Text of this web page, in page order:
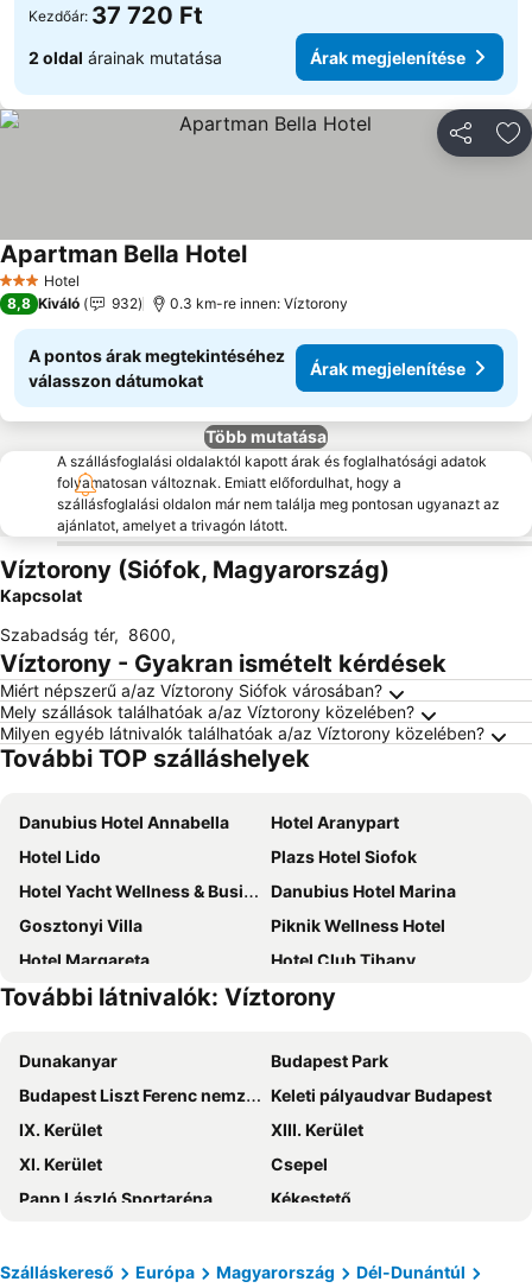
Kezdőár: 37 720 Ft
2 oldal árainak mutatása Árak megjelenítése
3 Kategória
Hotel
Apartman Bella HotelÁrak megjelenítése
8,8 Kiváló 932 0.3 km-re innen: Víztorony
A pontos árak megtekintéséhez
válasszon dátumokat
Árak megjelenítése
Több mutatása
A szállásfoglalási oldalaktól kapott árak és foglalhatósági adatok
folyamatosan változnak. Emiatt előfordulhat, hogy a
szállásfoglalási oldalon már nem találja meg pontosan ugyanazt az
ajánlatot, amelyet a trivagón látott.
Víztorony (Siófok, Magyarország)
Kapcsolat
Szabadság tér, 8600,
Víztorony - Gyakran ismételt kérdések
Miért népszerű a/az Víztorony Siófok városában?
Mely szállások találhatóak a/az Víztorony közelében?
Milyen egyéb látnivalók találhatóak a/az Víztorony közelében?
További TOP szálláshelyek
Danubius Hotel Annabella
Hotel Aranypart
Hotel Lido
Plazs Hotel Siofok
Hotel Yacht Wellness & Business
Danubius Hotel Marina
Gosztonyi Villa
Piknik Wellness Hotel
Hotel Margareta
Hotel Club Tihany
Hotel Azúr
Hotel Korona
CE Napfény Hotel
Hunguest Hotel Bál Resort
Krisztina Pension
Müller's 1
Kenese Bay Garden Resort & Conference
Mövenpick Balaland Resort Lake Balaton
Natura ex. Fortuna
Holiday Hotel Csopak
Manuela Hotel
Anna Grand Hotel
Hotel Aranysas
Aura Hotel
További látnivalók: Víztorony
Dunakanyar
Budapest Park
Budapest Liszt Ferenc nemzetközi repülőtér
Keleti pályaudvar Budapest
IX. Kerület
XIII. Kerület
XI. Kerület
Csepel
Papp László Sportaréna
Kékestető
VII. Kerület
Népliget
Szálláskereső Európa Magyarország
Dél-Dunántúl